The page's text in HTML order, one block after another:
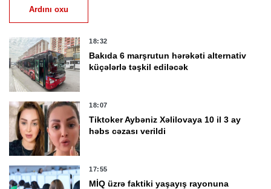
Ardını oxu
18:32
Bakıda 6 marşrutun hərəkəti alternativ
küçələrlə təşkil ediləcək
18:07
Tiktoker Aybəniz Xəlilovaya 10 il 3 ay
həbs cəzası verildi
17:55
MİQ üzrə faktiki yaşayış rayonuna